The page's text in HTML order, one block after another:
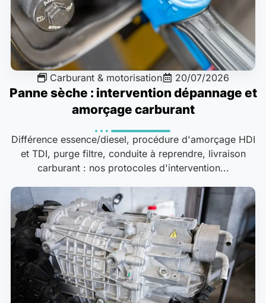
Carburant & motorisation 20/07/2026
Panne sèche : intervention dépannage et
amorçage carburant
Différence essence/diesel, procédure d'amorçage HDI
et TDI, purge filtre, conduite à reprendre, livraison
carburant : nos protocoles d'intervention...